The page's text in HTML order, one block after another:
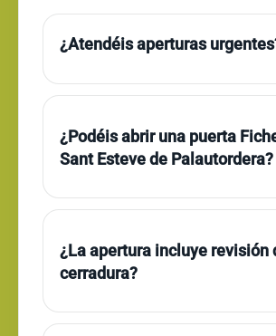
¿Atendéis aperturas
¿Podéis abrir una puerta
Sant Esteve de Palautordera?
¿La apertura incluye revisión
cerradura?